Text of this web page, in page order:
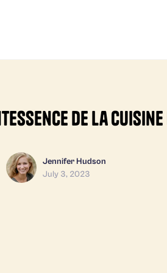
de la
Jennifer Hudson
July 3, 2023